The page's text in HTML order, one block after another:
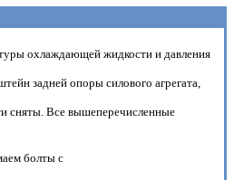
охлаждающей жидкости и давления
задней опоры силового агрегата,
сняты. Все вышеперечисленные
болты с